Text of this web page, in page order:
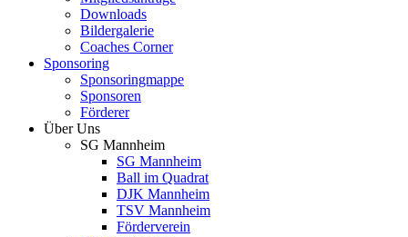
Downloads
Bildergalerie
Coaches Corner
Sponsoring
Sponsoringmappe
Sponsoren
Förderer
Über Uns
SG Mannheim
SG Mannheim
Ball im Quadrat
DJK Mannheim
TSV Mannheim
Förderverein